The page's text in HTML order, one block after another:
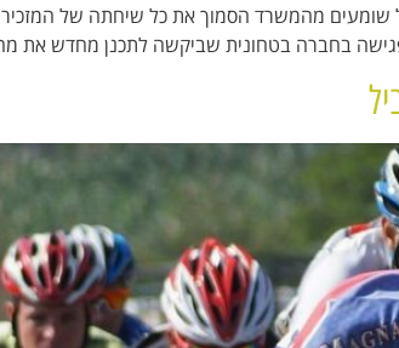
מהמשרד הסמוך את כל שיחתה של
בחברה בטחונית שביקשה לתכנן מחדש